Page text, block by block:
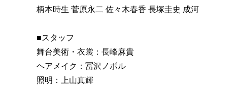
柄本時生 菅原永二 佐々木春香 長塚圭史 成河
■スタッフ
舞台美術・衣裳：長峰麻貴
ヘアメイク：冨沢ノボル
照明：上山真輝